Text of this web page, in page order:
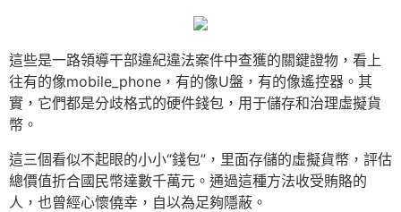
這些是一路領導干部違紀違法案件中查獲的關鍵證物，看上
往有的像mobile_phone，有的像U盤，有的像遙控器。其
實，它們都是分歧格式的硬件錢包，用于儲存和治理虛擬貨
幣。
這三個看似不起眼的小小“錢包”，里面存儲的虛擬貨幣，評估
總價值折合國民幣達數千萬元。通過這種方法收受賄賂的
人，也曾經心懷僥幸，自以為足夠隱蔽。